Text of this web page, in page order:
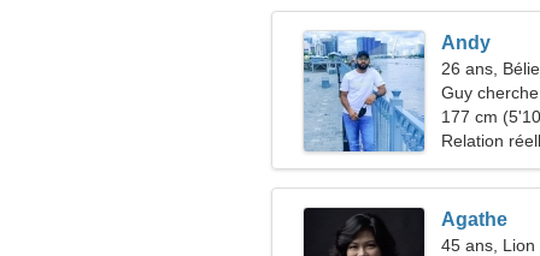
Andy
26 ans,
Guy
177 cm
Relation
Agathe
45 ans, Lion